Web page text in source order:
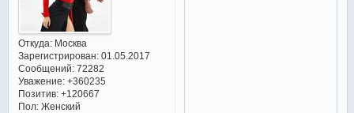
Откуда:Москва
Зарегистрирован: 01.05.2017
Сообщений:72282
Уважение: +360235
Позитив: +120667
Пол:Женский